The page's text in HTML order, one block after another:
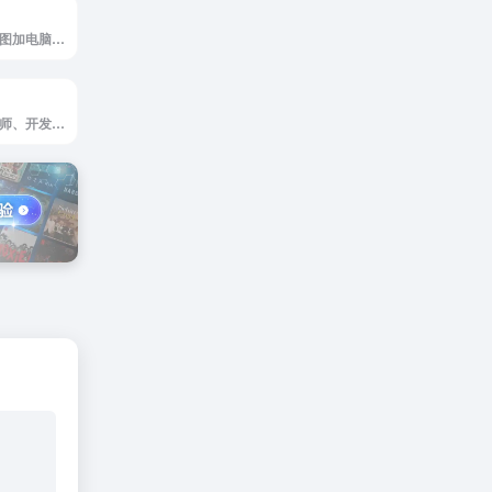
免费的在线图片截图加电脑手机外壳外框工具
一个专注于为设计师、开发者和产品经理提供高质量设备模型（Device Mockups）的在线资源平台。